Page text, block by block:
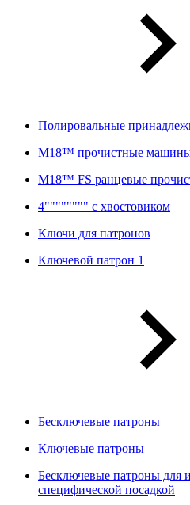
Полировальные
M18™ прочистные
M18™ FS ранцевые
4"""""""" с хвостовиком
Ключи для патронов
Ключевой патрон 1
Бесключевые патроны
Ключевые патроны
Бесключевые патроны для
специфической посадкой